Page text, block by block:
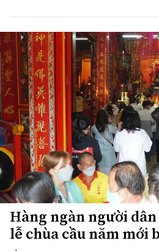
Hàng ngàn người
lễ chùa cầu năm mới